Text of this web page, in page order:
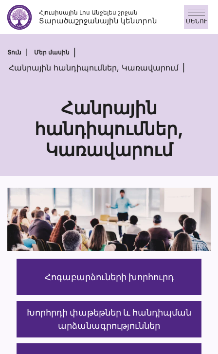
Անցնել
բովանդակությանըՀյուսիսային Լոս Անջելես շրջան
Տարածաշրջանային կենտրոն ՄԵՆՈՒ
Տուն Մեր մասին
Հանրային հանդիպումներ, Կառավարում
Հանրային
հանդիպումներ,
Կառավարում
Հանրային
Հոգաբարձուների խորհուրդ
Խորհրդի փաթեթներ և հանդիպման
արձանագրություններ